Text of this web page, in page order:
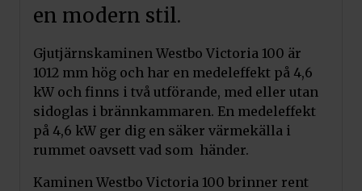
en modern stil.
Gjutjärnskaminen Westbo Victoria 100 är
1012 mm hög och har en medeleffekt på 4,6
kW och finns i två utförande, med eller utan
sidoglas i brännkammaren. En medeleffekt
på 4,6 kW ger dig en säker värmekälla i
rummet oavsett vad som händer.
Kaminen Westbo Victoria 100 brinner rent